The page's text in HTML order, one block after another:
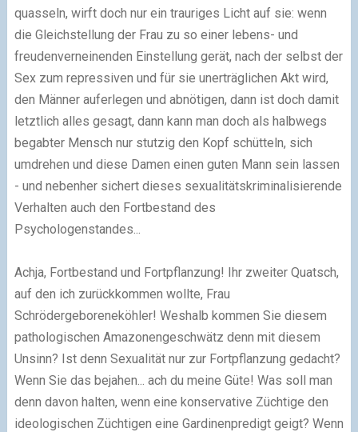
quasseln, wirft doch nur ein trauriges Licht auf sie: wenn
die Gleichstellung der Frau zu so einer lebens- und
freudenverneinenden Einstellung gerät, nach der selbst der
Sex zum repressiven und für sie unerträglichen Akt wird,
den Männer auferlegen und abnötigen, dann ist doch damit
letztlich alles gesagt, dann kann man doch als halbwegs
begabter Mensch nur stutzig den Kopf schütteln, sich
umdrehen und diese Damen einen guten Mann sein lassen
- und nebenher sichert dieses sexualitätskriminalisierende
Verhalten auch den Fortbestand des
Psychologenstandes...
Achja, Fortbestand und Fortpflanzung! Ihr zweiter Quatsch,
auf den ich zurückkommen wollte, Frau
Schrödergeboreneköhler! Weshalb kommen Sie diesem
pathologischen Amazonengeschwätz denn mit diesem
Unsinn? Ist denn Sexualität nur zur Fortpflanzung gedacht?
Wenn Sie das bejahen... ach du meine Güte! Was soll man
denn davon halten, wenn eine konservative Züchtige den
ideologischen Züchtigen eine Gardinenpredigt geigt? Wenn